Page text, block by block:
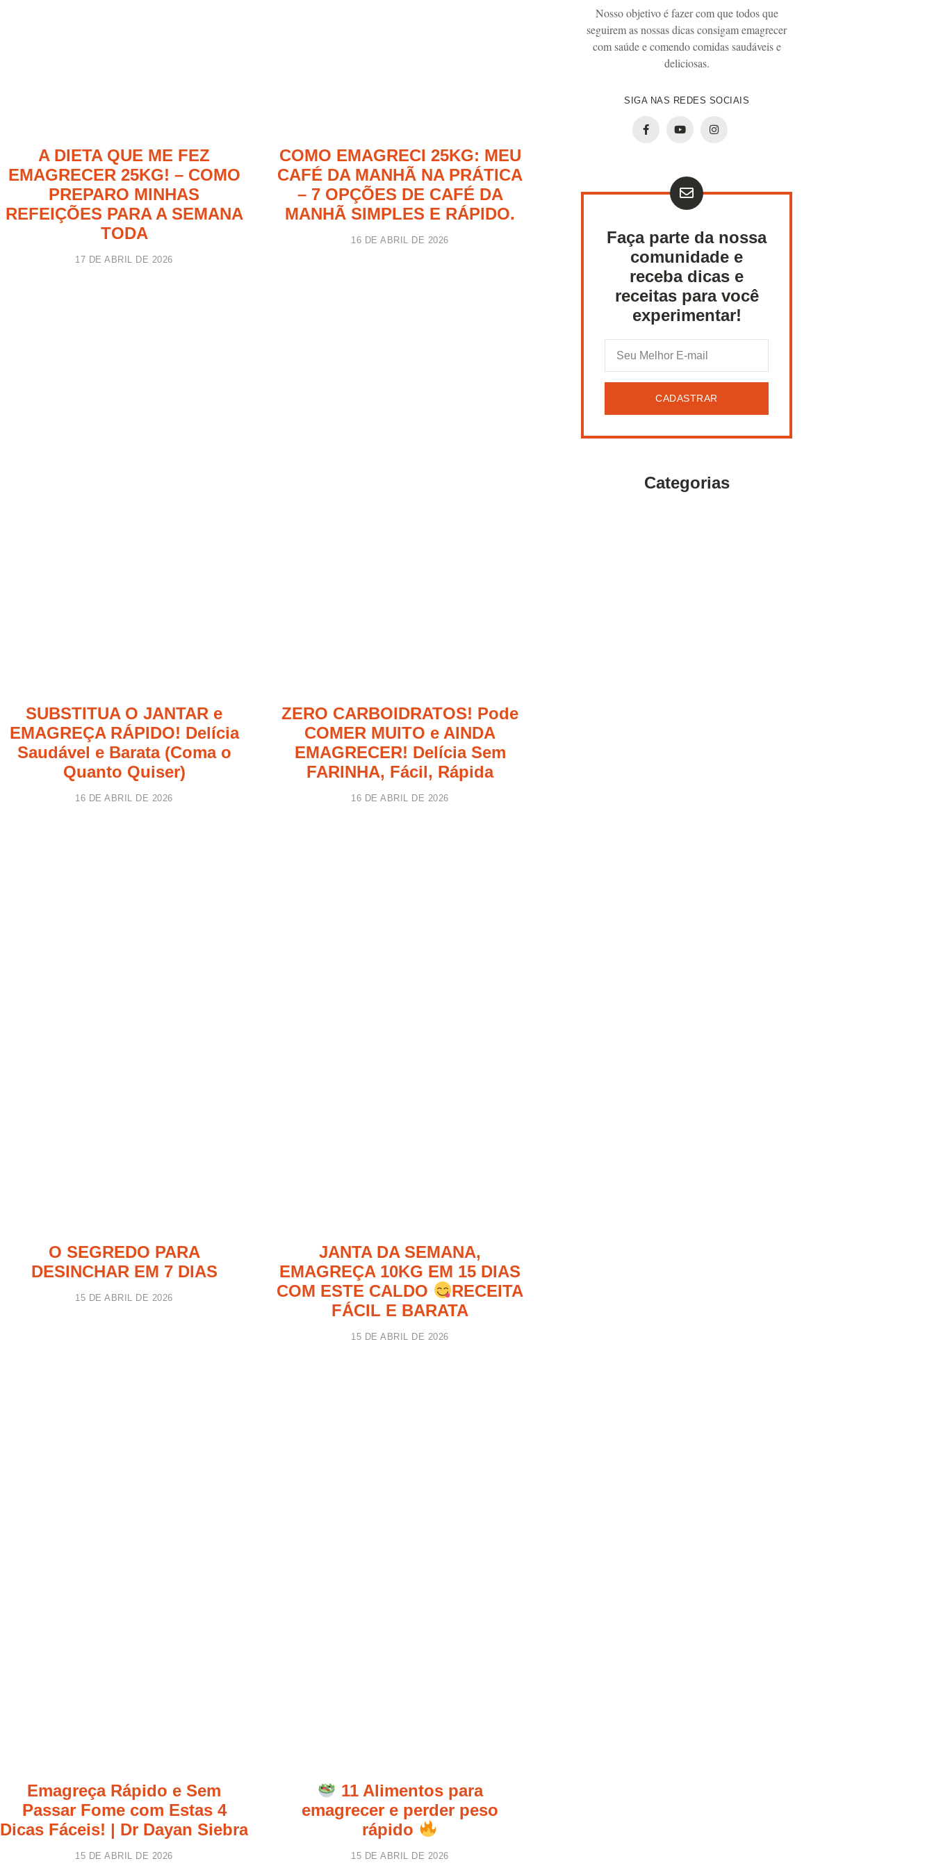
A DIETA QUE ME FEZ
EMAGRECER 25KG! – COMO
PREPARO MINHAS
REFEIÇÕES PARA A SEMANA
TODA
17 DE ABRIL DE 2026
COMO EMAGRECI 25KG: MEU
CAFÉ DA MANHÃ NA PRÁTICA
– 7 OPÇÕES DE CAFÉ DA
MANHÃ SIMPLES E RÁPIDO.
16 DE ABRIL DE 2026
SUBSTITUA O JANTAR e
EMAGREÇA RÁPIDO! Delícia
Saudável e Barata (Coma o
Quanto Quiser)
16 DE ABRIL DE 2026
ZERO CARBOIDRATOS! Pode
COMER MUITO e AINDA
EMAGRECER! Delícia Sem
FARINHA, Fácil, Rápida
16 DE ABRIL DE 2026
O SEGREDO PARA
DESINCHAR EM 7 DIAS
15 DE ABRIL DE 2026
JANTA DA SEMANA,
EMAGREÇA 10KG EM 15 DIAS
COM ESTE CALDO
RECEITA
FÁCIL E BARATA
15 DE ABRIL DE 2026
Emagreça Rápido e Sem
Passar Fome com Estas 4
Dicas Fáceis! | Dr Dayan Siebra
15 DE ABRIL DE 2026
11 Alimentos para
emagrecer e perder peso
rápido
15 DE ABRIL DE 2026
Nosso objetivo é fazer com que todos que
seguirem as nossas dicas consigam emagrecer
com saúde e comendo comidas saudáveis e
deliciosas.
SIGA NAS REDES SOCIAIS
Faça parte da nossa
comunidade e
receba dicas e
receitas para você
experimentar!
CADASTRAR
Categorias